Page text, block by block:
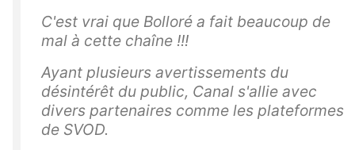
C'est vrai que Bolloré a fait beaucoup de
mal à cette chaîne !!!
Ayant plusieurs avertissements du
désintérêt du public, Canal s'allie avec
divers partenaires comme les plateformes
de SVOD.